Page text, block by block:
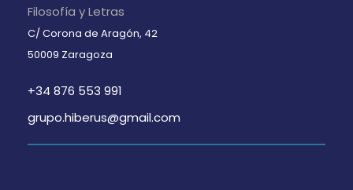
Filosofía y Letras
C/ Corona de Aragón, 42
50009 Zaragoza
+34 876 553 991
grupo.hiberus@gmail.com